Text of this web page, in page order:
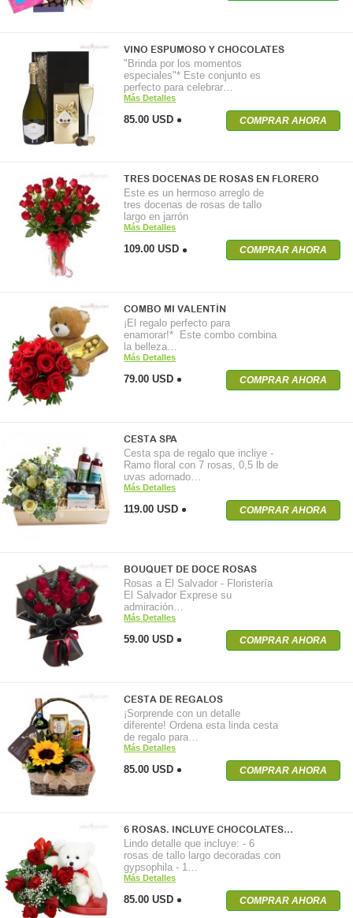
VINO ESPUMOSO Y CHOCOLATES
"Brinda por los momentos
especiales"* Este conjunto es
perfecto para celebrar…
Más Detalles
85.00 USD COMPRAR AHORA
TRES DOCENAS DE ROSAS EN FLORERO
Este es un hermoso arreglo de
tres docenas de rosas de tallo
largo en jarrón
Más Detalles
109.00 USD COMPRAR AHORA
COMBO MI VALENTÍN
¡El regalo perfecto para
enamorar!* Este combo combina
la belleza…
Más Detalles
79.00 USD COMPRAR AHORA
CESTA SPA
Cesta spa de regalo que incliye -
Ramo floral con 7 rosas, 0,5 lb de
uvas adornado…
Más Detalles
119.00 USD COMPRAR AHORA
BOUQUET DE DOCE ROSAS
Rosas a El Salvador - Floristería
El Salvador Exprese su
admiración…
Más Detalles
59.00 USD COMPRAR AHORA
CESTA DE REGALOS
¡Sorprende con un detalle
diferente! Ordena esta linda cesta
de regalo para…
Más Detalles
85.00 USD COMPRAR AHORA
6 ROSAS. INCLUYE CHOCOLATES…
Lindo detalle que incluye: - 6
rosas de tallo largo decoradas con
gypsophila - 1…
Más Detalles
85.00 USD COMPRAR AHORA